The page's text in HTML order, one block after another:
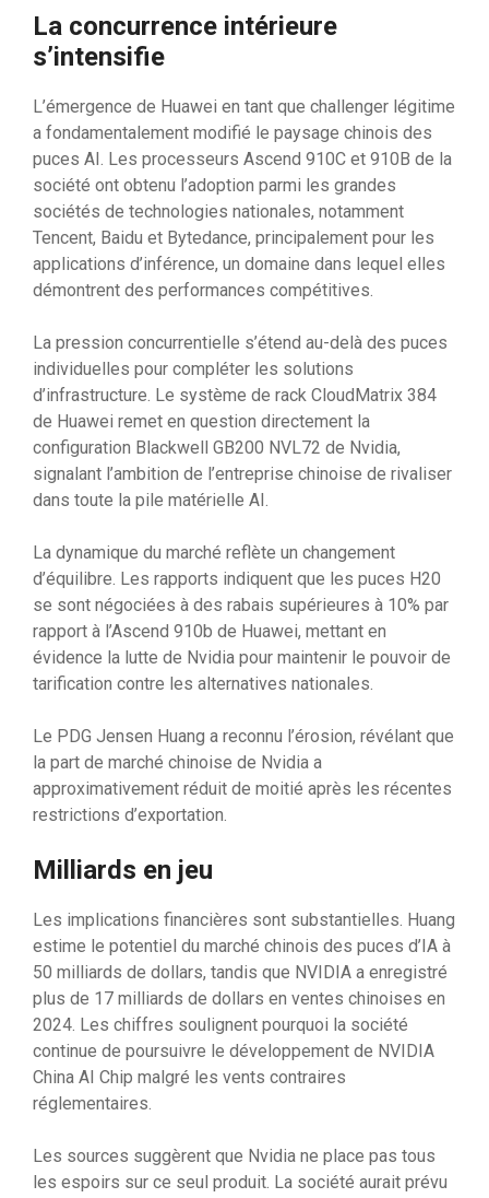
La concurrence intérieure
s’intensifie
L’émergence de Huawei en tant que challenger légitime
a fondamentalement modifié le paysage chinois des
puces AI. Les processeurs Ascend 910C et 910B de la
société ont obtenu l’adoption parmi les grandes
sociétés de technologies nationales, notamment
Tencent, Baidu et Bytedance, principalement pour les
applications d’inférence, un domaine dans lequel elles
démontrent des performances compétitives.
La pression concurrentielle s’étend au-delà des puces
individuelles pour compléter les solutions
d’infrastructure. Le système de rack CloudMatrix 384
de Huawei remet en question directement la
configuration Blackwell GB200 NVL72 de Nvidia,
signalant l’ambition de l’entreprise chinoise de rivaliser
dans toute la pile matérielle AI.
La dynamique du marché reflète un changement
d’équilibre. Les rapports indiquent que les puces H20
se sont négociées à des rabais supérieures à 10% par
rapport à l’Ascend 910b de Huawei, mettant en
évidence la lutte de Nvidia pour maintenir le pouvoir de
tarification contre les alternatives nationales.
Le PDG Jensen Huang a reconnu l’érosion, révélant que
la part de marché chinoise de Nvidia a
approximativement réduit de moitié après les récentes
restrictions d’exportation.
Milliards en jeu
Les implications financières sont substantielles. Huang
estime le potentiel du marché chinois des puces d’IA à
50 milliards de dollars, tandis que NVIDIA a enregistré
plus de 17 milliards de dollars en ventes chinoises en
2024. Les chiffres soulignent pourquoi la société
continue de poursuivre le développement de NVIDIA
China AI Chip malgré les vents contraires
réglementaires.
Les sources suggèrent que Nvidia ne place pas tous
les espoirs sur ce seul produit. La société aurait prévu